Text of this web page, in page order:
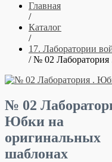
Главная
/
Каталог
/
17. Лаборатории
/ № 02
№ 02
Юбки на
оригинальных
шаблонах